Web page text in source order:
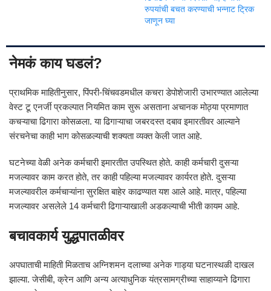
रुपयांची बचत करण्याची भन्नाट ट्रिक
जाणून घ्या
नेमकं काय घडलं?
प्राथमिक माहितीनुसार, पिंपरी-चिंचवडमधील कचरा डेपोशेजारी उभारण्यात आलेल्या
वेस्ट टू एनर्जी प्रकल्पात नियमित काम सुरू असताना अचानक मोठ्या प्रमाणात
कचऱ्याचा ढिगारा कोसळला. या ढिगाऱ्याचा जबरदस्त दबाव इमारतीवर आल्याने
संरचनेचा काही भाग कोसळल्याची शक्यता व्यक्त केली जात आहे.
घटनेच्या वेळी अनेक कर्मचारी इमारतीत उपस्थित होते. काही कर्मचारी दुसऱ्या
मजल्यावर काम करत होते, तर काही पहिल्या मजल्यावर कार्यरत होते. दुसऱ्या
मजल्यावरील कर्मचाऱ्यांना सुरक्षित बाहेर काढण्यात यश आले आहे. मात्र, पहिल्या
मजल्यावर असलेले 14 कर्मचारी ढिगाऱ्याखाली अडकल्याची भीती कायम आहे.
बचावकार्य युद्धपातळीवर
अपघाताची माहिती मिळताच अग्निशमन दलाच्या अनेक गाड्या घटनास्थळी दाखल
झाल्या. जेसीबी, क्रेन आणि अन्य अत्याधुनिक यंत्रसामग्रीच्या साहाय्याने ढिगारा